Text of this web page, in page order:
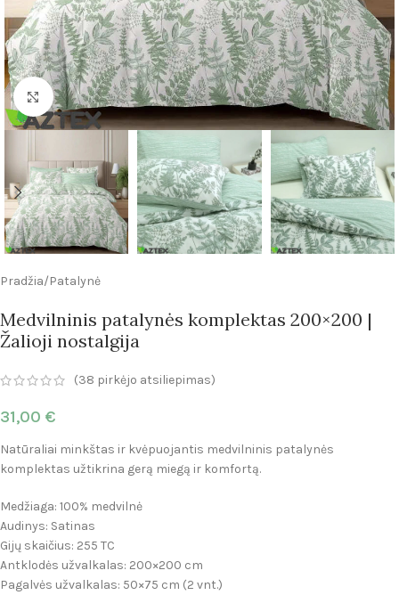
Click to enlarge
Pradžia/Patalynė
Medvilninis patalynės komplektas 200×200 |
Žalioji nostalgija
(38 pirkėjo atsiliepimas)
31,00 €
Natūraliai minkštas ir kvėpuojantis medvilninis patalynės
komplektas užtikrina gerą miegą ir komfortą.
Medžiaga: 100% medvilnė
Audinys: Satinas
Gijų skaičius: 255 TC
Antklodės užvalkalas: 200×200 cm
Pagalvės užvalkalas: 50×75 cm (2 vnt.)